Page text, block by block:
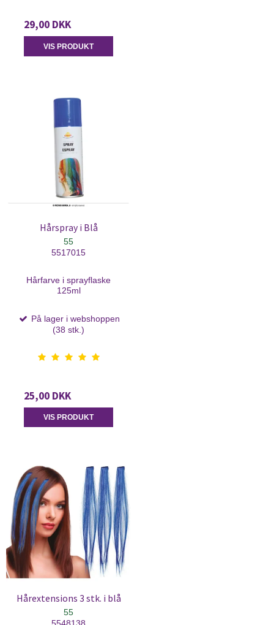
29,00 DKK
VIS PRODUKT
Hårspray i Blå
55
5517015
Hårfarve i sprayflaske
125ml
På lager i webshoppen
(38 stk.)
25,00 DKK
VIS PRODUKT
Hårextensions 3 stk. i blå
55